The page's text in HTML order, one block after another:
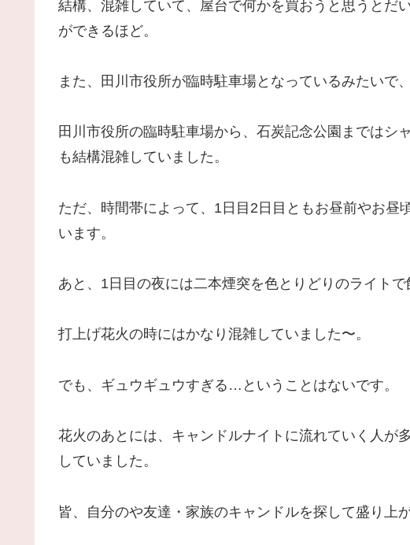
結構、混雑していて、屋台で何かを買おうと思うとだ
ができるほど。
また、田川市役所が臨時駐車場となっているみたいで、
田川市役所の臨時駐車場から、石炭記念公園まではシ
も結構混雑していました。
ただ、時間帯によって、1日目2日目ともお昼前やお昼
います。
あと、1日目の夜には二本煙突を色とりどりのライトで
打上げ花火の時にはかなり混雑していました〜。
でも、ギュウギュウすぎる…ということはないです。
花火のあとには、キャンドルナイトに流れていく人が
していました。
皆、自分のや友達・家族のキャンドルを探して盛り上